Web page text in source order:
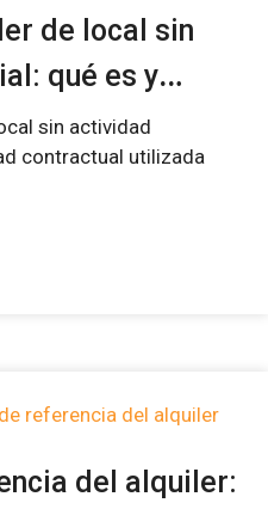
de local sin
qué es y
sin actividad
contractual utilizada
del alquiler: